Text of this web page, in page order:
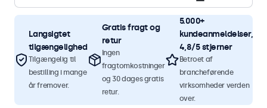
Langsigtet
tilgængelighed
Tilgængelig til
bestilling i mange
år fremover.
Gratis fragt og
retur
Ingen
fragtomkostninger
og 30 dages gratis
retur.
5.000+
kundeanmeldelser,
4,8/5 stjerner
Betroet af
brancheførende
virksomheder verden
over.